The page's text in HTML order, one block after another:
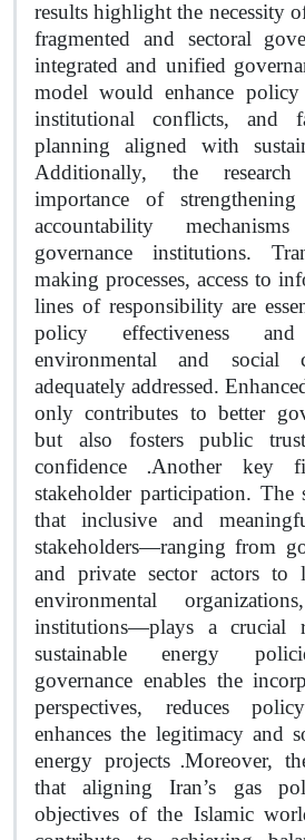
results highlight the necessity
fragmented and sectoral
integrated and unified
model would enhance policy
institutional conflicts, and
planning aligned with
Additionally, the research
importance of strengthening
accountability
governance institutions.
making processes, access to
lines of responsibility are
policy effectiveness
environmental and social
adequately addressed.
only contributes to better
but also fosters public
confidence
.Another key
stakeholder participation. The
that inclusive and
stakeholders—ranging from
and private sector actors to
environmental
institutions—plays a crucial
sustainable energy
governance enables the
perspectives, reduces
enhances the legitimacy and
energy projects.Moreover,
that aligning Iran’s gas
objectives of the Islamic